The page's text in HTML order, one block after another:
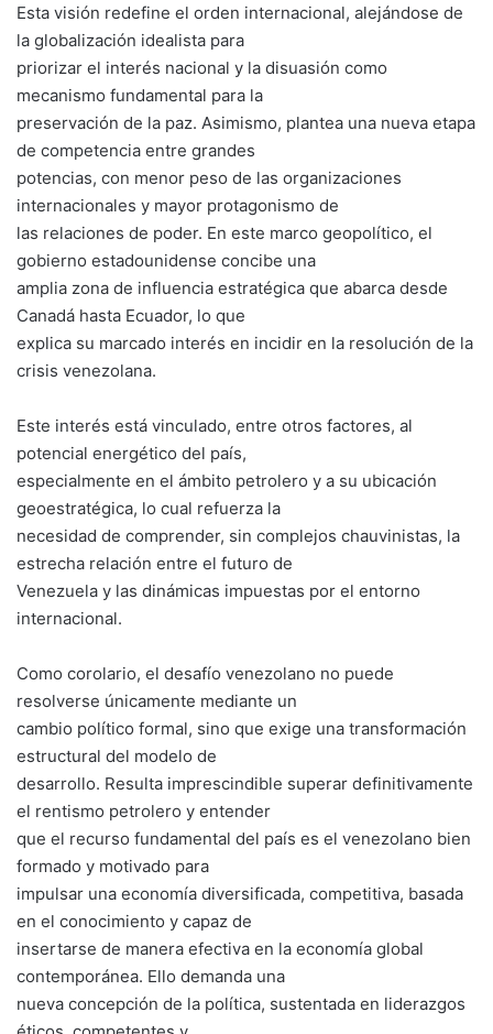
Esta visión redefine el orden internacional, alejándose de
la globalización idealista para
priorizar el interés nacional y la disuasión como
mecanismo fundamental para la
preservación de la paz. Asimismo, plantea una nueva etapa
de competencia entre grandes
potencias, con menor peso de las organizaciones
internacionales y mayor protagonismo de
las relaciones de poder. En este marco geopolítico, el
gobierno estadounidense concibe una
amplia zona de influencia estratégica que abarca desde
Canadá hasta Ecuador, lo que
explica su marcado interés en incidir en la resolución de la
crisis venezolana.
Este interés está vinculado, entre otros factores, al
potencial energético del país,
especialmente en el ámbito petrolero y a su ubicación
geoestratégica, lo cual refuerza la
necesidad de comprender, sin complejos chauvinistas, la
estrecha relación entre el futuro de
Venezuela y las dinámicas impuestas por el entorno
internacional.
Como corolario, el desafío venezolano no puede
resolverse únicamente mediante un
cambio político formal, sino que exige una transformación
estructural del modelo de
desarrollo. Resulta imprescindible superar definitivamente
el rentismo petrolero y entender
que el recurso fundamental del país es el venezolano bien
formado y motivado para
impulsar una economía diversificada, competitiva, basada
en el conocimiento y capaz de
insertarse de manera efectiva en la economía global
contemporánea. Ello demanda una
nueva concepción de la política, sustentada en liderazgos